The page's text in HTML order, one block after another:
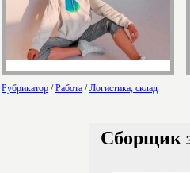
Рубрикатор /Работа /Логистика, склад
Сборщик